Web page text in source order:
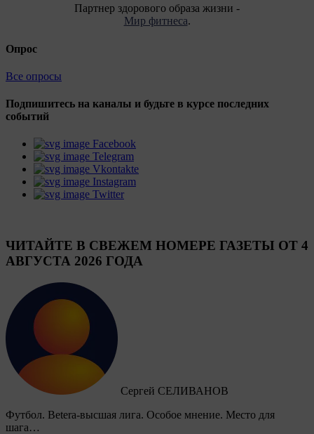
Партнер здорового образа жизни -
Мир фитнеса.
Опрос
Все опросы
Подпишитесь на каналы и будьте в курсе последних
событий
Facebook
Telegram
Vkontakte
Instagram
Twitter
ЧИТАЙТЕ В СВЕЖЕМ НОМЕРЕ ГАЗЕТЫ ОТ 4
АВГУСТА 2026 ГОДА
Сергей СЕЛИВАНОВ
Футбол. Betera-высшая лига. Особое мнение. Место для
шага…